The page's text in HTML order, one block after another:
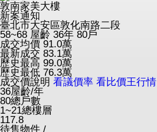
敦南家美大樓
新案通知
臺北市大安區敦化南路二段
58~68 屋齡 36年 80戶
成交均價 91.0萬
最新成交 83.1萬
歷史最高 99.0萬
歷史最低 76.3萬
成交價說明 看議價率 看比價王行情
36屋齡/年
80總戶數
1~21總樓層
117.8
待售物件 /